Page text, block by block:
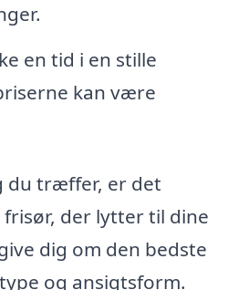
en tid i en stille
kan være
du træffer, er det
der lytter til dine
dig om den bedste
og ansigtsform.